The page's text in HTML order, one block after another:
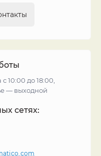
10:00 до 18:00,
— выходной
сетях: